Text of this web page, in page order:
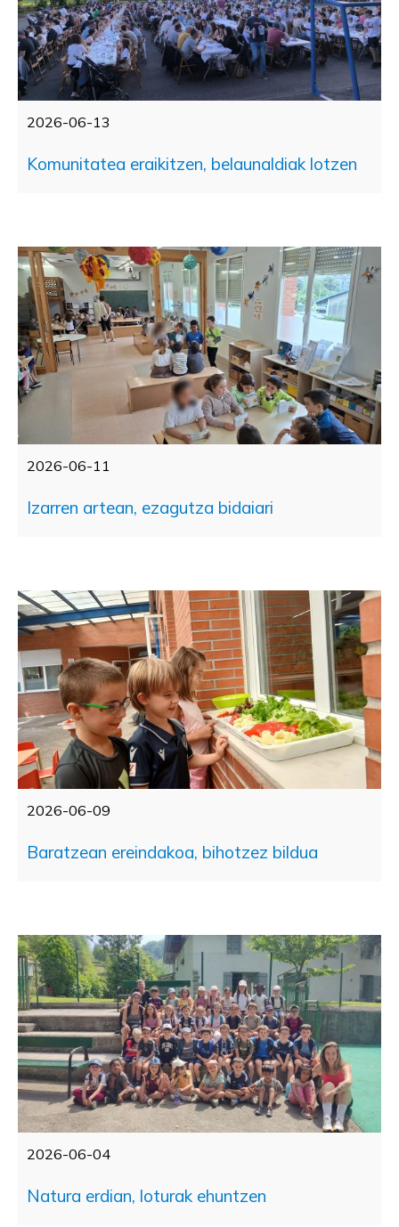
2026-06-13
Komunitatea eraikitzen, belaunaldiak lotzen
2026-06-11
Izarren artean, ezagutza bidaiari
2026-06-09
Baratzean ereindakoa, bihotzez bildua
2026-06-04
Natura erdian, loturak ehuntzen